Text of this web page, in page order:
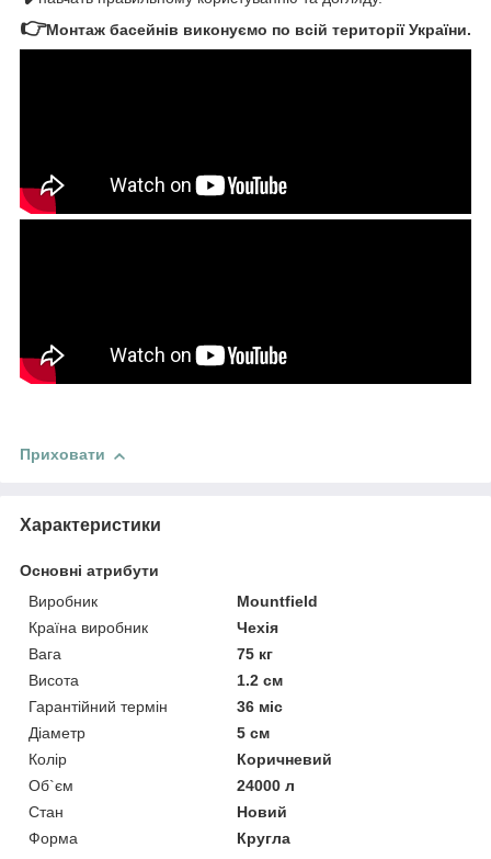
👉Монтаж басейнів виконуємо по всій території України.
Приховати
Характеристики
Основні атрибути
Виробник
Mountfield
Країна виробник
Чехія
Вага
75 кг
Висота
1.2 см
Гарантійний термін
36 міс
Діаметр
5 см
Колір
Коричневий
Об`єм
24000 л
Стан
Новий
Форма
Кругла